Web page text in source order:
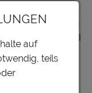
im
Ticket während
alle
€ 80,- (C+D), €
auf
teils